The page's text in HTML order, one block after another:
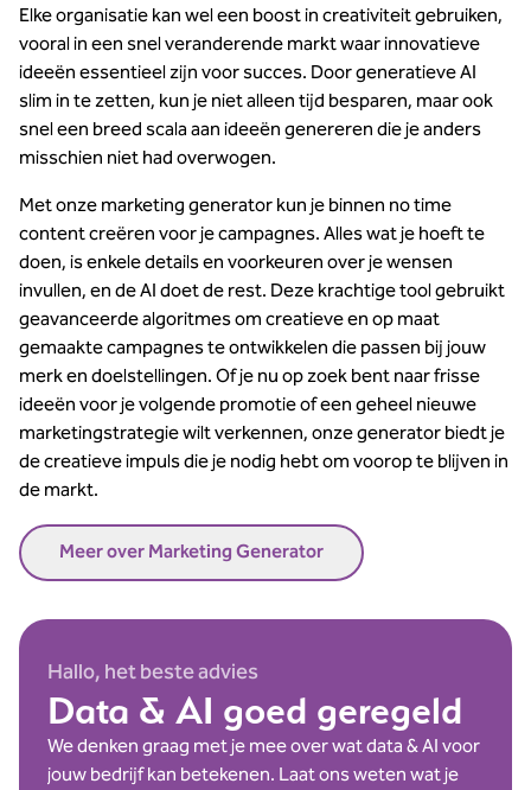
Elke organisatie kan wel een boost in creativiteit gebruiken,
vooral in een snel veranderende markt waar innovatieve
ideeën essentieel zijn voor succes. Door generatieve AI
slim in te zetten, kun je niet alleen tijd besparen, maar ook
snel een breed scala aan ideeën genereren die je anders
misschien niet had overwogen.
Met onze marketing generator kun je binnen no time
content creëren voor je campagnes. Alles wat je hoeft te
doen, is enkele details en voorkeuren over je wensen
invullen, en de AI doet de rest. Deze krachtige tool gebruikt
geavanceerde algoritmes om creatieve en op maat
gemaakte campagnes te ontwikkelen die passen bij jouw
merk en doelstellingen. Of je nu op zoek bent naar frisse
ideeën voor je volgende promotie of een geheel nieuwe
marketingstrategie wilt verkennen, onze generator biedt je
de creatieve impuls die je nodig hebt om voorop te blijven in
de markt.
Meer over Marketing Generator
Hallo, het beste advies
Data & AI goed geregeld
We denken graag met je mee over wat data & AI voor
jouw bedrijf kan betekenen. Laat ons weten wat je